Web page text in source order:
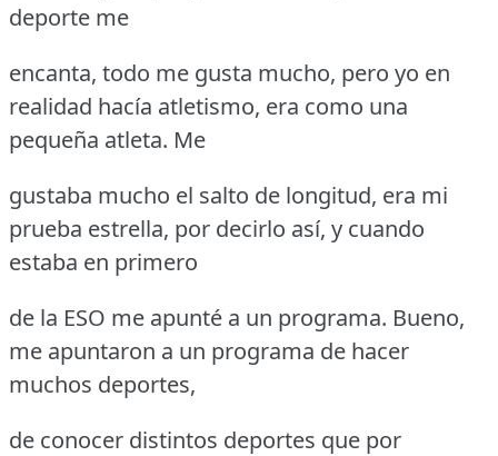
deporte me
encanta, todo me gusta mucho, pero yo en
realidad hacía atletismo, era como una
pequeña atleta. Me
gustaba mucho el salto de longitud, era mi
prueba estrella, por decirlo así, y cuando
estaba en primero
de la ESO me apunté a un programa. Bueno,
me apuntaron a un programa de hacer
muchos deportes,
de conocer distintos deportes que por